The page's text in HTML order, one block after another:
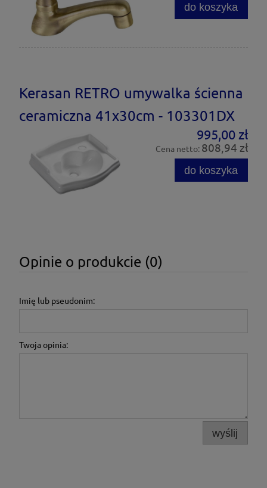
do koszyka
Kerasan RETRO umywalka ścienna
ceramiczna 41x30cm - 103301DX
995,00 zł
Cena netto: 808,94 zł
do koszyka
Opinie o produkcie (0)
Imię lub pseudonim:
Twoja opinia:
wyślij